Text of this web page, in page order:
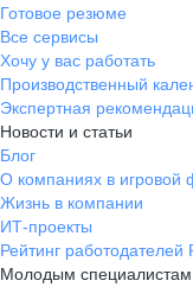
Готовое резюме
Все сервисы
Хочу у вас работать
Производственный
Экспертная
Новости и статьи
Блог
О компаниях в игровой
Жизнь в компании
ИТ-проекты
Рейтинг работодателей
Молодым специалистам